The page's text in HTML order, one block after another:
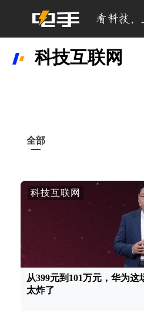
科技互联网
全部
科技互联网
从399元到101万元，华为
太炸了